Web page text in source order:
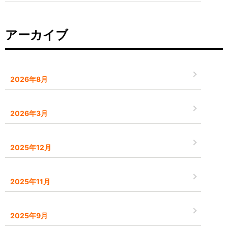
アーカイブ
2026年8月
2026年3月
2025年12月
2025年11月
2025年9月